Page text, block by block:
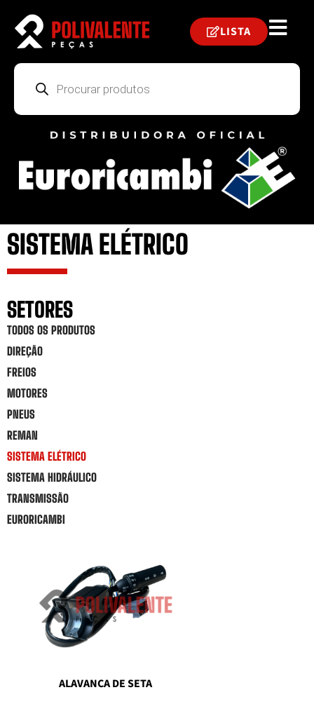
LISTA
SISTEMA ELÉTRICO
SETORES
TODOS OS PRODUTOS
DIREÇÃO
FREIOS
MOTORES
PNEUS
REMAN
SISTEMA ELÉTRICO
SISTEMA HIDRÁULICO
TRANSMISSÃO
EURORICAMBI
ALAVANCA DE SETA